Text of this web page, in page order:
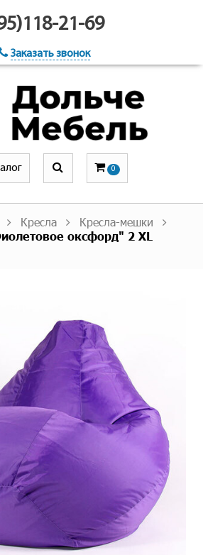
21-69
Заказать звонок
0
Кресла
Кресла-мешки
оксфорд" 2 XL